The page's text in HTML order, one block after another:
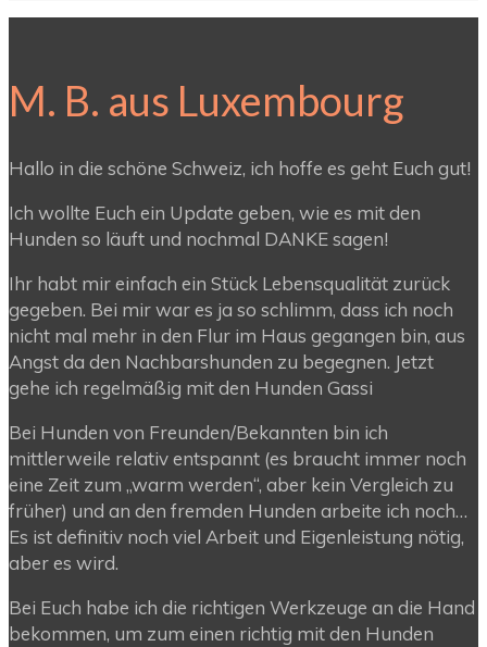
M. B. aus Luxembourg
Hallo in die schöne Schweiz, ich hoffe es geht Euch gut!
Ich wollte Euch ein Update geben, wie es mit den
Hunden so läuft und nochmal DANKE sagen!
Ihr habt mir einfach ein Stück Lebensqualität zurück
gegeben. Bei mir war es ja so schlimm, dass ich noch
nicht mal mehr in den Flur im Haus gegangen bin, aus
Angst da den Nachbarshunden zu begegnen. Jetzt
gehe ich regelmäßig mit den Hunden Gassi
Bei Hunden von Freunden/Bekannten bin ich
mittlerweile relativ entspannt (es braucht immer noch
eine Zeit zum „warm werden“, aber kein Vergleich zu
früher) und an den fremden Hunden arbeite ich noch…
Es ist definitiv noch viel Arbeit und Eigenleistung nötig,
aber es wird.
Bei Euch habe ich die richtigen Werkzeuge an die Hand
bekommen, um zum einen richtig mit den Hunden